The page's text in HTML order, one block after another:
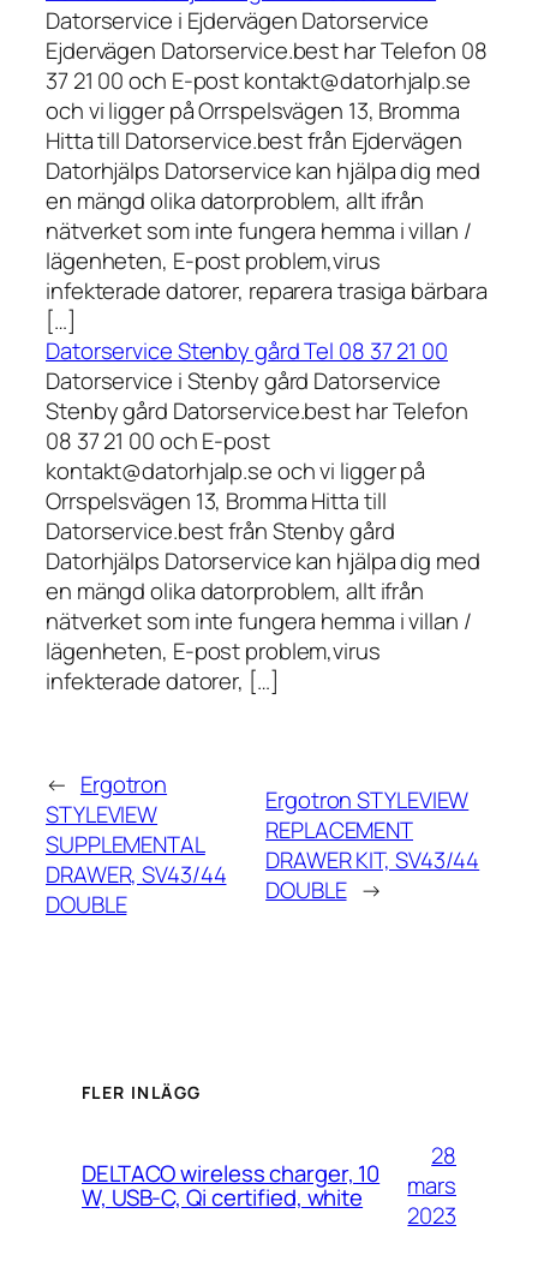
Datorservice i Ejdervägen Datorservice
Ejdervägen Datorservice.best har Telefon 08
37 21 00 och E-post kontakt@datorhjalp.se
och vi ligger på Orrspelsvägen 13, Bromma
Hitta till Datorservice.best från Ejdervägen
Datorhjälps Datorservice kan hjälpa dig med
en mängd olika datorproblem, allt ifrån
nätverket som inte fungera hemma i villan /
lägenheten, E-post problem,virus
infekterade datorer, reparera trasiga bärbara
[…]
Datorservice Stenby gård Tel 08 37 21 00
Datorservice i Stenby gård Datorservice
Stenby gård Datorservice.best har Telefon
08 37 21 00 och E-post
kontakt@datorhjalp.se och vi ligger på
Orrspelsvägen 13, Bromma Hitta till
Datorservice.best från Stenby gård
Datorhjälps Datorservice kan hjälpa dig med
en mängd olika datorproblem, allt ifrån
nätverket som inte fungera hemma i villan /
lägenheten, E-post problem,virus
infekterade datorer, […]
← Ergotron
STYLEVIEW
SUPPLEMENTAL
DRAWER, SV43/44
DOUBLE
Ergotron STYLEVIEW
REPLACEMENT
DRAWER KIT, SV43/44
DOUBLE →
FLER INLÄGG
DELTACO wireless charger, 10
W, USB-C, Qi certified, white
28
mars
2023